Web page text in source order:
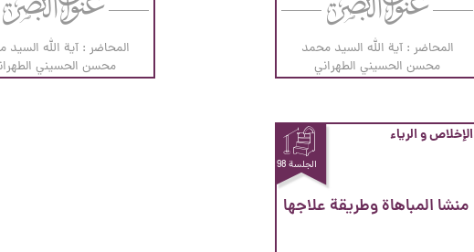
المحاضر : آية الله السيد محمد
محسن الحسيني الطهراني
المحاضر : آية الله السيد
محسن الحسيني
الإخلاص و الرياء
الجلسة 98
منشا المباهاة وطريقة علاجها